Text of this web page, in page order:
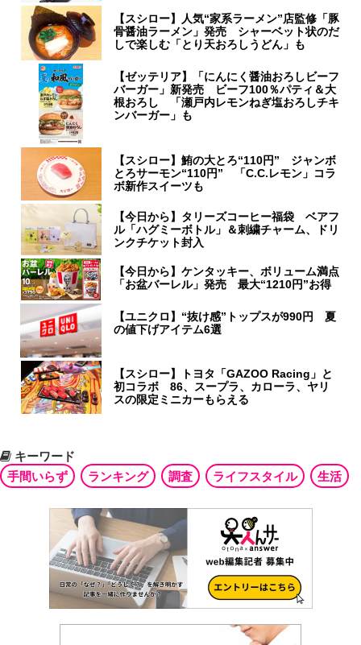
【スシロー】人気“家系ラーメン”店監修「豚
骨醤油ラーメン」発売 シャーベット状のだ
しで楽しむ「とり天おろしうどん」も
【ゼッテリア】「にんにく醤油おろしビーフ
バーガー」新発売 ビーフ100％パティ＆大
根おろし 「瀬戸内レモンねぎ塩おろしチキ
ンバーガー」も
【スシロー】鮪の大とろ“110円” ジャンボ
とろサーモン“110円” 「C.C.レモン」コラ
ボ新作スイーツも
【今日から】タリーズコーヒー福袋 ベアフ
ル「ハグミーボトル」＆刺繍チャーム、ドリ
ンクチケット封入
【今日から】ケンタッキー、ボリューム満点
「お盆バーレル」発売 最大“1210円”お得
【ユニクロ】“抜け感”トップスが990円 夏
の値下げアイテム6選
【スシロー】トヨタ「GAZOO Racing」と
初コラボ 86、スープラ、カローラ、ヤリ
スの限定ミニカーもらえる
キーワード
手間いらず
ランキング 調査 ライフスタイル 生活